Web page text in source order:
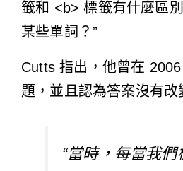
籤和 <b> 標籤有什麼區
某些單詞？”
Cutts 指出，他曾在
題，並且認為答案沒有改
“當時，每當我們